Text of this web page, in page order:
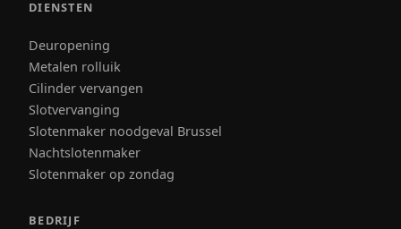
DIENSTEN
Deuropening
Metalen rolluik
Cilinder vervangen
Slotvervanging
Slotenmaker noodgeval Brussel
Nachtslotenmaker
Slotenmaker op zondag
BEDRIJF